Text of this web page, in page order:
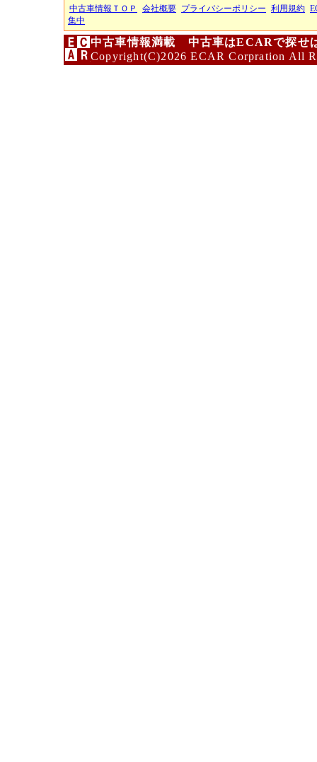
中古車情報ＴＯＰ 会社概要 プライバシーポリシー 利用規約
集中
中古車情報満載 中古車はECARで探せ
Copyright(C)2026 ECAR Corpration All